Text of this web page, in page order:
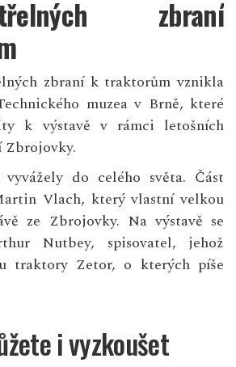
zbraní
zbraní k traktorům vznikla
muzea v Brně, které
k výstavě v rámci letošních
Zbrojovky.
do celého světa. Část
Vlach, který vlastní velkou
ze Zbrojovky. Na výstavě se
Nutbey, spisovatel, jehož
traktory Zetor, o kterých píše
i vyzkoušet